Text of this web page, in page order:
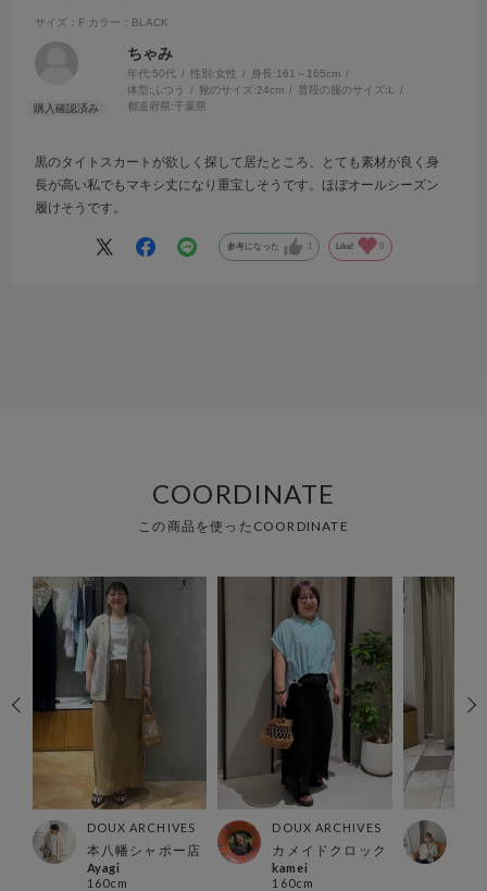
サイズ：F カラー：BLACK
ちゃみ
年代:50代 性別:女性 身長:161～165cm
体型: ふつう 靴のサイズ:24cm 普段の服のサイズ:L
都道府県:千葉県
黒のタイトスカートが欲しく探して居たところ、とても素材が良く身
長が高い私でもマキシ丈になり重宝しそうです。ほぼオールシーズン
履けそうです。
参考になった 1 Like! 0
COORDINATE
この商品を使ったCOORDINATE
DOUX ARCHIVES
本八幡シャポー店
Ayagi
160cm
DOUX ARCHIVES
カメイドクロック
kamei
160cm